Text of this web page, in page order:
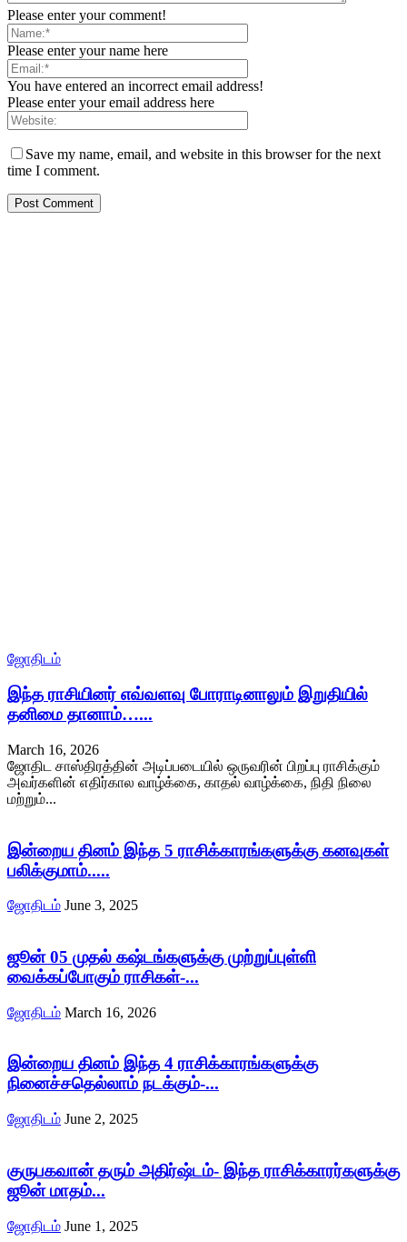
Please enter your comment!
Please enter your name here
You have entered an incorrect email address!
Please enter your email address here
Save my name, email, and website in this browser for the next
time I comment.
ஜோதிடம்
இந்த ராசியினர் எவ்வளவு போராடினாலும் இறுதியில்
தனிமை தானாம்…...
March 16, 2026
ஜோதிட சாஸ்திரத்தின் அடிப்படையில் ஒருவரின் பிறப்பு ராசிக்கும்
அவர்களின் எதிர்கால வாழ்க்கை, காதல் வாழ்க்கை, நிதி நிலை
மற்றும்...
இன்றைய தினம் இந்த 5 ராசிக்காரங்களுக்கு கனவுகள்
பலிக்குமாம்.....
ஜோதிடம் June 3, 2025
ஜூன் 05 முதல் கஷ்டங்களுக்கு முற்றுப்புள்ளி
வைக்கப்போகும் ராசிகள்-...
ஜோதிடம் March 16, 2026
இன்றைய தினம் இந்த 4 ராசிக்காரங்களுக்கு
நினைச்சதெல்லாம் நடக்கும்-...
ஜோதிடம் June 2, 2025
குருபகவான் தரும் அதிர்ஷ்டம்- இந்த ராசிக்காரர்களுக்கு
ஜூன் மாதம்...
ஜோதிடம் June 1, 2025